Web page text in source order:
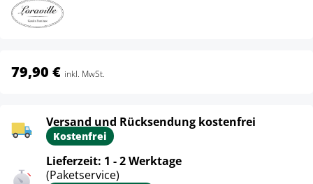
79,90 € inkl. MwSt.
Versand und Rücksendung kostenfrei
Kostenfrei
Lieferzeit: 1 - 2 Werktage
(Paketservice)